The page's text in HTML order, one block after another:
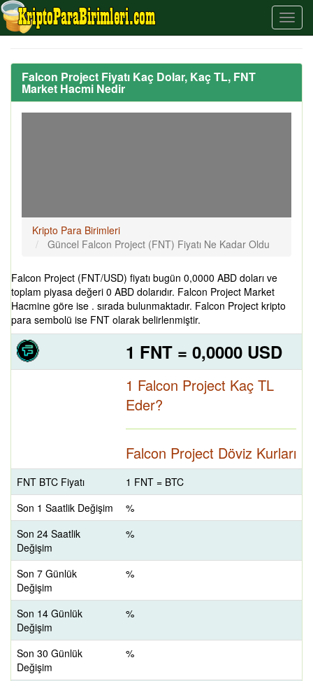
Falcon Project Fiyatı Kaç Dolar, Kaç TL, FNT
Market Hacmi Nedir
Kripto Para Birimleri
Güncel Falcon Project (FNT) Fiyatı Ne Kadar Oldu
Falcon Project (FNT/USD) fiyatı bugün 0,0000 ABD doları ve
toplam piyasa değeri 0 ABD dolarıdır. Falcon Project Market
Hacmine göre ise . sırada bulunmaktadır. Falcon Project kripto
para sembolü ise FNT olarak belirlenmiştir.
1 FNT = 0,0000 USD
1 Falcon Project Kaç TL
Eder?
Falcon Project Döviz Kurları
FNT BTC Fiyatı
1 FNT = BTC
Son 1 Saatlik Değişim
%
Son 24 Saatlik
Değişim
%
Son 7 Günlük
Değişim
%
Son 14 Günlük
Değişim
%
Son 30 Günlük
Değişim
%